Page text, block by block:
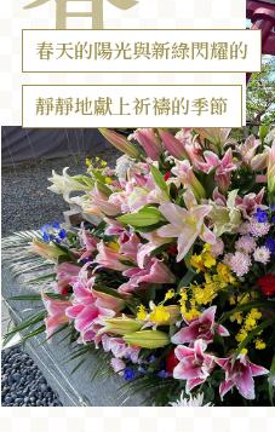
春天的陽光與新綠閃耀的
靜靜地獻上祈禱的季節